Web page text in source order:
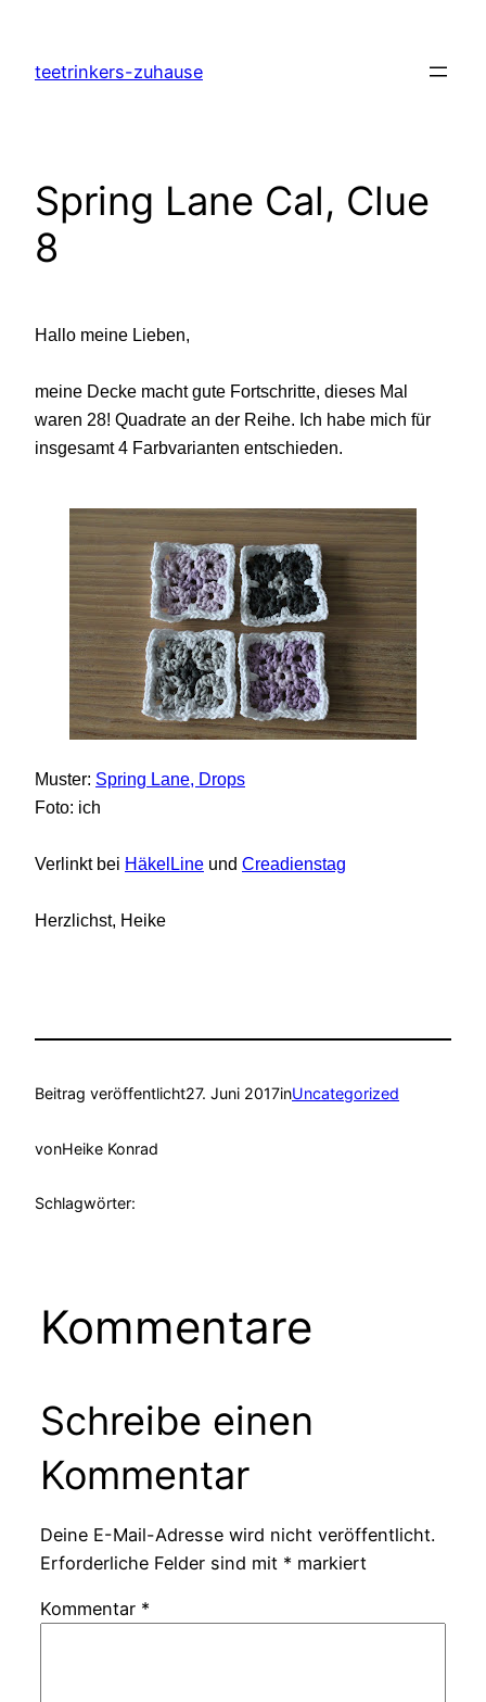
springen
teetrinkers-zuhause
Spring Lane Cal, Clue
8
Hallo meine Lieben,
meine Decke macht gute Fortschritte, dieses Mal
waren 28! Quadrate an der Reihe. Ich habe mich für
insgesamt 4 Farbvarianten entschieden.
Muster: Spring Lane, Drops
Foto: ich
Verlinkt bei HäkelLine und Creadienstag
Herzlichst, Heike
Beitrag veröffentlicht27. Juni 2017inUncategorized
vonHeike Konrad
Schlagwörter:
Kommentare
Schreibe einen
Kommentar
Deine E-Mail-Adresse wird nicht veröffentlicht.
Erforderliche Felder sind mit * markiert
Kommentar *